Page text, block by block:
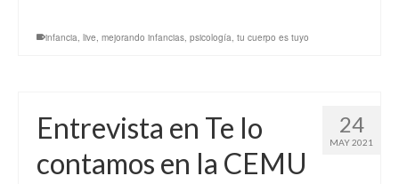
infancia, live, mejorando infancias, psicología, tu cuerpo es tuyo
24
MAY 2021
Entrevista en Te lo
contamos en la CEMU